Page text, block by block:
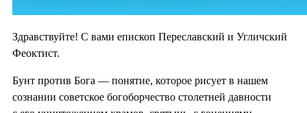
Здравствуйте! С вами епископ Переславский и Угличский
Феоктист.
Бунт против Бога — понятие, которое рисует в нашем
сознании советское богоборчество столетней давности